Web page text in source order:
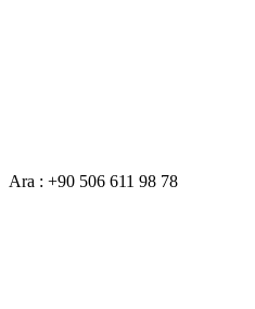
Ara : +90 506 611 98 78